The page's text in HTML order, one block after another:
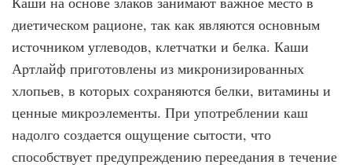
диетическом рационе, так как являются основным
источником углеводов, клетчатки и белка. Каши
Артлайф приготовлены из микронизированных
хлопьев, в которых сохраняются белки, витамины и
ценные микроэлементы. При употреблении каш
надолго создается ощущение сытости, что
способствует предупреждению переедания в течение